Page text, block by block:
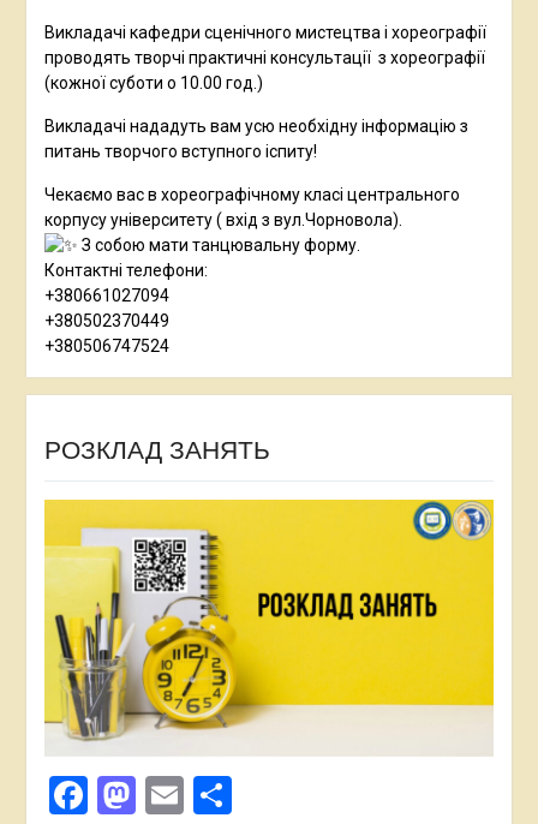
Викладачі кафедри сценічного мистецтва і хореографії
проводять творчі практичні консультації з хореографії
(кожної суботи о 10.00 год.)
Викладачі нададуть вам усю необхідну інформацію з
питань творчого вступного іспиту!
Чекаємо вас в хореографічному класі центрального
корпусу університету ( вхід з вул.Чорновола).
З собою мати танцювальну форму.
Контактні телефони:
+380661027094
+380502370449
+380506747524
РОЗКЛАД ЗАНЯТЬ
Facebook
Mastodon
EmailПоділитися